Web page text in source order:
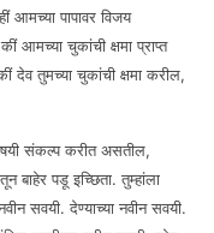
आमच्या पापावर विजय
आमच्या चुकांची क्षमा प्राप्त
देव तुमच्या चुकांची क्षमा करील,
संकल्प करीत असतील,
बाहेर पडू इच्छिता. तुम्हांला
सवयी. देण्याच्या नवीन सवयी.